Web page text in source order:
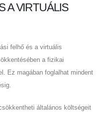
A VIRTUÁLIS
felhő és a virtuális
a fizikai
Ez magában foglalhat mindent
általános költségeit